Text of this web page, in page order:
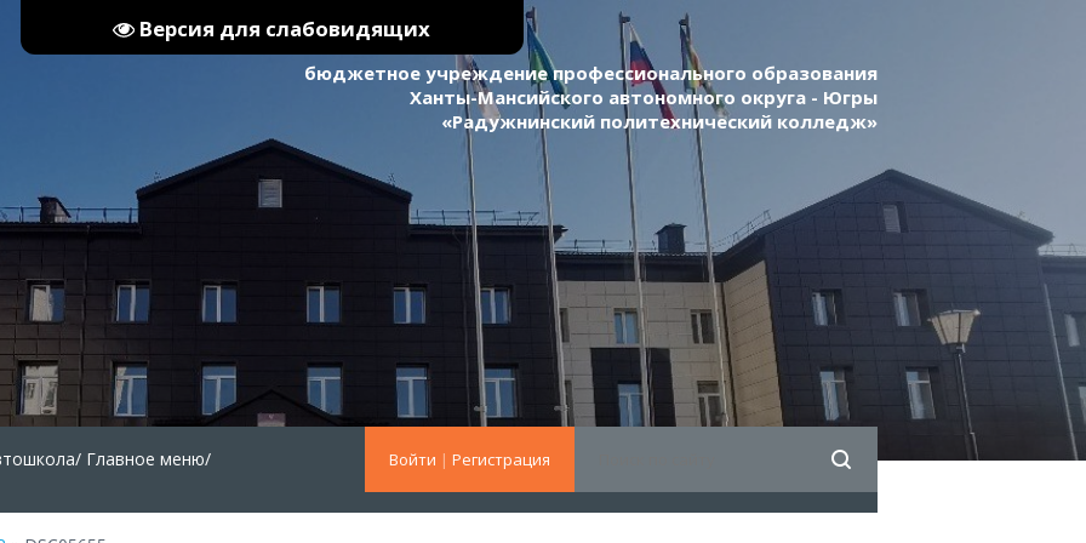
Версия для слабовидящих
бюджетное учреждение профессионального образования
Ханты-Мансийского автономного округа - Югры
«Радужнинский политехнический колледж»
Войти | Регистрация
Главное меню/